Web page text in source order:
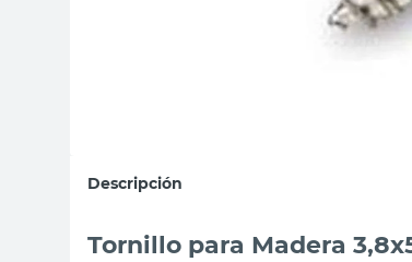
Descripción
Tornillo para Madera